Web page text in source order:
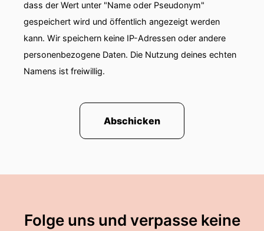
sie überhaupt verstehen
00:01:24: kann.
00:01:25: Für Sahafestival haben Sie sie
entziffert Und wie?
00:01:29: Ihre Lecture vom Januar zwanzig
sechsundzwanzig hört ihr jetzt!
Leben gerufen erschaffen haben.
00:01:50: Wir sind gestern schon dabei gewesen
dass der Wert unter "Name oder Pseudonym"
gespeichert wird und öffentlich angezeigt werden
kann. Wir speichern keine IP-Adressen oder andere
personenbezogene Daten. Die Nutzung deines echten
Namens ist freiwillig.
Abschicken
Folge uns und verpasse keine